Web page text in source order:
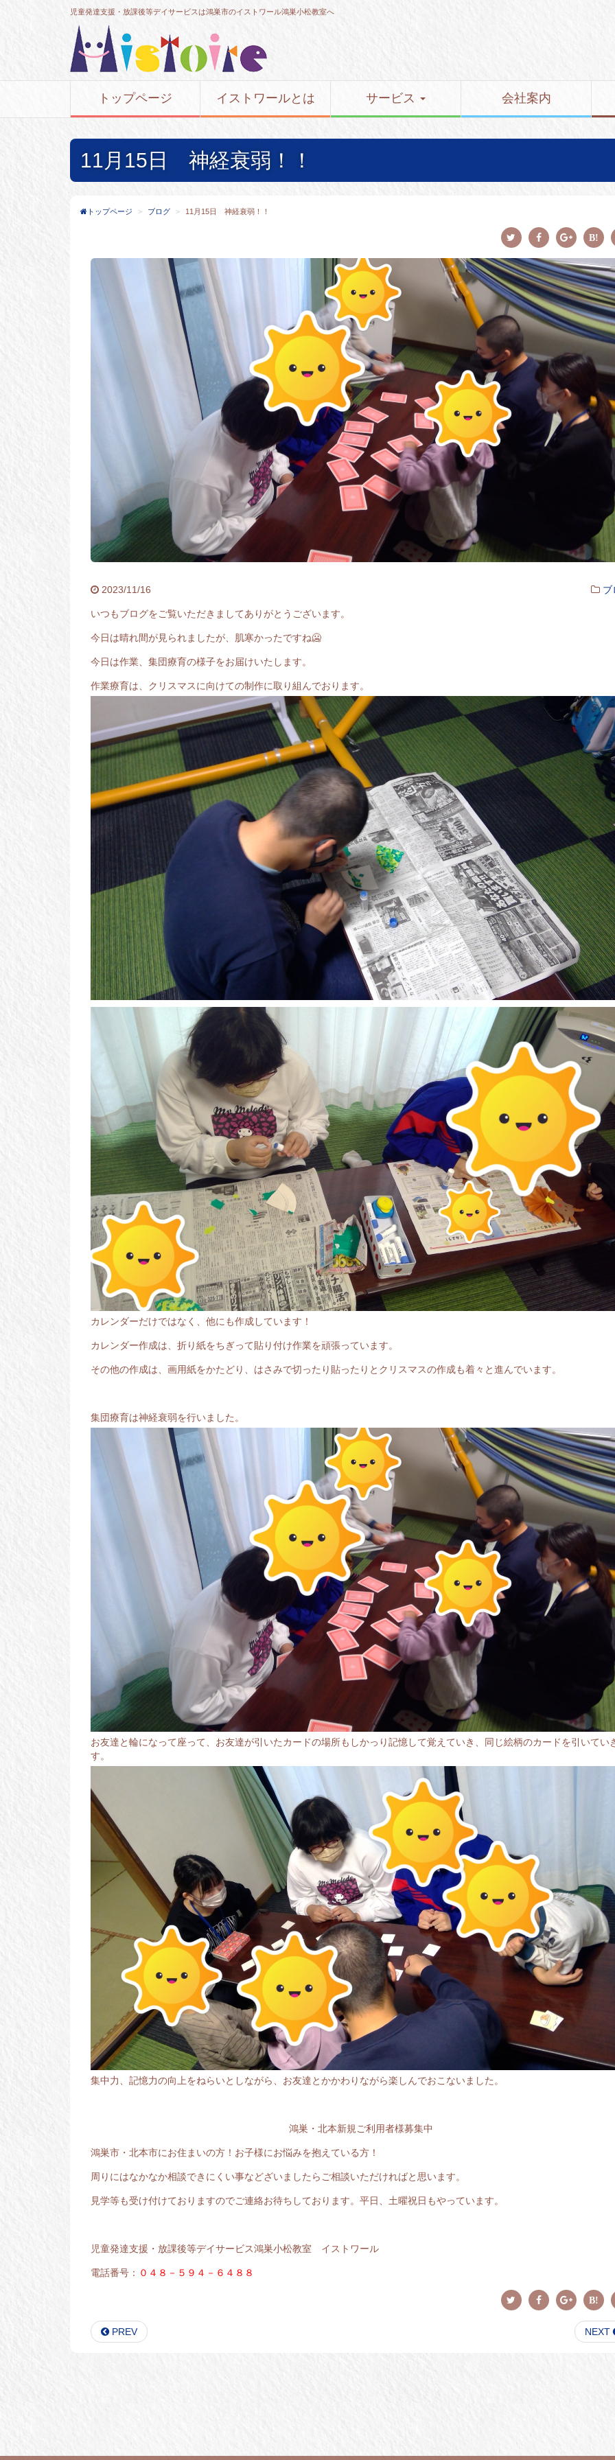
児童発達支援・放課後等デイサービスは鴻巣市のイストワール鴻巣小松教室へ
トップページ イストワールとは サービス 会社案内
11月15日 神経衰弱！！
トップページ ブログ 11月15日 神経衰弱！！
2023/11/16 ブ
いつもブログをご覧いただきましてありがとうございます。
今日は晴れ間が見られましたが、肌寒かったですね🥶
今日は作業、集団療育の様子をお届けいたします。
作業療育は、クリスマスに向けての制作に取り組んでおります。
カレンダーだけではなく、他にも作成しています！
カレンダー作成は、折り紙をちぎって貼り付け作業を頑張っています。
その他の作成は、画用紙をかたどり、はさみで切ったり貼ったりとクリスマスの作成も着々と進んでいます。
集団療育は神経衰弱を行いました。
お友達と輪になって座って、お友達が引いたカードの場所もしかっり記憶して覚えていき、同じ絵柄のカードを引いてい
す。
集中力、記憶力の向上をねらいとしながら、お友達とかかわりながら楽しんでおこないました。
鴻巣・北本新規ご利用者様募集中
鴻巣市・北本市にお住まいの方！お子様にお悩みを抱えている方！
周りにはなかなか相談できにくい事などざいましたらご相談いただければと思います。
見学等も受け付けておりますのでご連絡お待ちしております。平日、土曜祝日もやっています。
児童発達支援・放課後等デイサービス鴻巣小松教室 イストワール
電話番号： ０４８－５９４－６４８８
PREV NEXT